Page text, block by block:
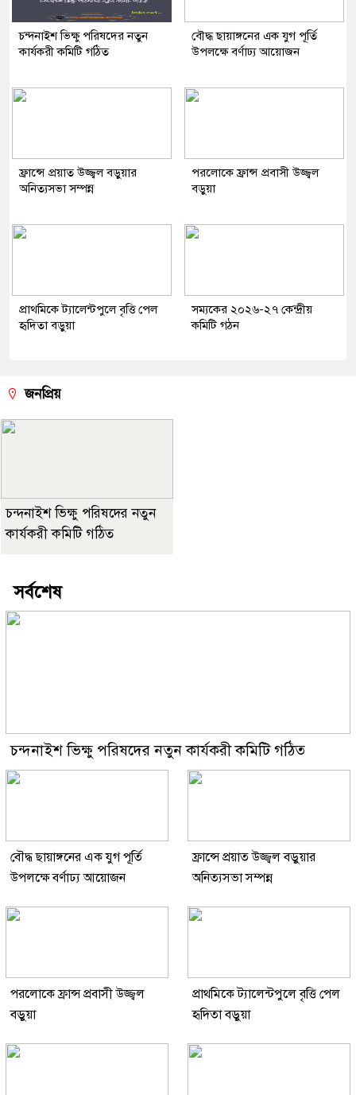
চন্দনাইশ ভিক্ষু পরিষদের নতুন
কার্যকরী কমিটি গঠিত
বৌদ্ধ ছায়াঙ্গনের এক যুগ পূর্তি
উপলক্ষে বর্ণাঢ্য আয়োজন
ফ্রান্সে প্রয়াত উজ্জ্বল বড়ুয়ার
অনিত্যসভা সম্পন্ন
পরলোকে ফ্রান্স প্রবাসী উজ্জ্বল
বড়ুয়া
প্রাথমিকে ট্যালেন্টপুলে বৃত্তি পেল
হৃদিতা বড়ুয়া
সম্যকের ২০২৬-২৭ কেন্দ্রীয়
কমিটি গঠন
জনপ্রিয়
চন্দনাইশ ভিক্ষু পরিষদের নতুন
কার্যকরী কমিটি গঠিত
সর্বশেষ
চন্দনাইশ ভিক্ষু পরিষদের নতুন কার্যকরী কমিটি গঠিত
বৌদ্ধ ছায়াঙ্গনের এক যুগ পূর্তি
উপলক্ষে বর্ণাঢ্য আয়োজন
ফ্রান্সে প্রয়াত উজ্জ্বল বড়ুয়ার
অনিত্যসভা সম্পন্ন
পরলোকে ফ্রান্স প্রবাসী উজ্জ্বল
বড়ুয়া
প্রাথমিকে ট্যালেন্টপুলে বৃত্তি পেল
হৃদিতা বড়ুয়া